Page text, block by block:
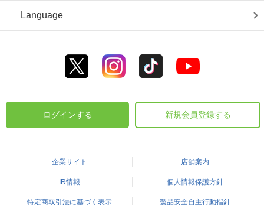
Language
ログインする 新規会員登録する
企業サイト 店舗案内
IR情報 個人情報保護方針
特定商取引法に基づく表示 製品安全自主行動指針